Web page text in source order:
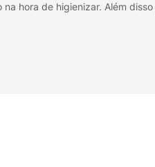
hora de higienizar. Além